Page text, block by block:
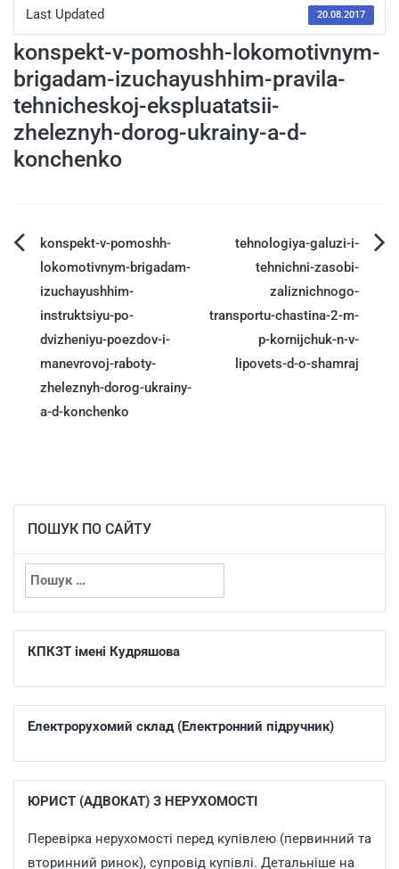
Last Updated 20.08.2017
konspekt-v-pomoshh-lokomotivnym-
brigadam-izuchayushhim-pravila-
tehnicheskoj-ekspluatatsii-
zheleznyh-dorog-ukrainy-a-d-
konchenko
konspekt-v-pomoshh-
lokomotivnym-brigadam-
izuchayushhim-
instruktsiyu-po-
dvizheniyu-poezdov-i-
manevrovoj-raboty-
zheleznyh-dorog-ukrainy-
a-d-konchenko
tehnologiya-galuzi-i-
tehnichni-zasobi-
zaliznichnogo-
transportu-chastina-2-m-
p-kornijchuk-n-v-
lipovets-d-o-shamraj
ПОШУК ПО САЙТУ
КПКЗТ імені Кудряшова
Електрорухомий склад (Електронний підручник)
ЮРИСТ (АДВОКАТ) З НЕРУХОМОСТІ
Перевірка нерухомості перед купівлею (первинний та
вторинний ринок), супровід купівлі. Детальніше на